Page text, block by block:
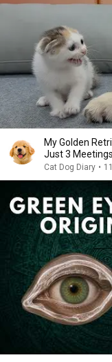
My Golden
Just 3
Cat Dog Diary •